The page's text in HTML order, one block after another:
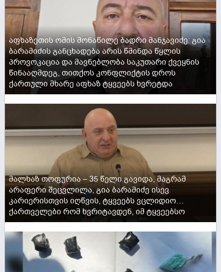
აფხაზეთის ომის მონაწილე ბადრი მანჯავიძე: გია
ბარამიძის განცხადება არის წმინდა წყლის
პროვოკაცია და მავნებლობა საკუთარი ქვეყნის
წინააღმდეგ, თითქოს კონფლიქტის დროს
ქართული მხარე აფხაზ ტყვეებს ხვრეტდა
მალხაზ თოფურია – 35 წელი გავიდა, მაგრამ
არაფერი შეცვლილა, გია ბარამიძე ისევ
კარიერისთვის იღწვის, ტყვეებს ვცლიდიო…
ქართველები რომ ხვრიტავდენ, იმ ტყვეებსო